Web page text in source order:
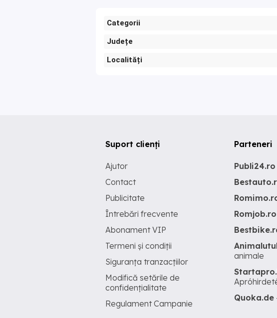
Categorii
Județe
Localități
Suport clienți
Ajutor
Contact
Publicitate
Întrebări frecvente
Abonament VIP
Termeni și condiții
Siguranța tranzacțiilor
Modifică setările de
confidențialitate
Regulament Campanie
Parteneri
Publi24.ro
Romjob.ro
animale
Quoka.de